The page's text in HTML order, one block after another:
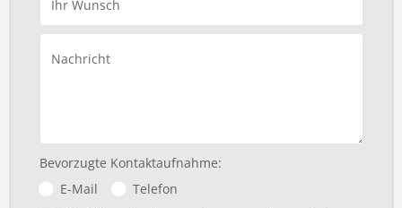
Ihr Wunsch
Nachricht
Bevorzugte Kontaktaufnahme:
E-Mail
Telefon